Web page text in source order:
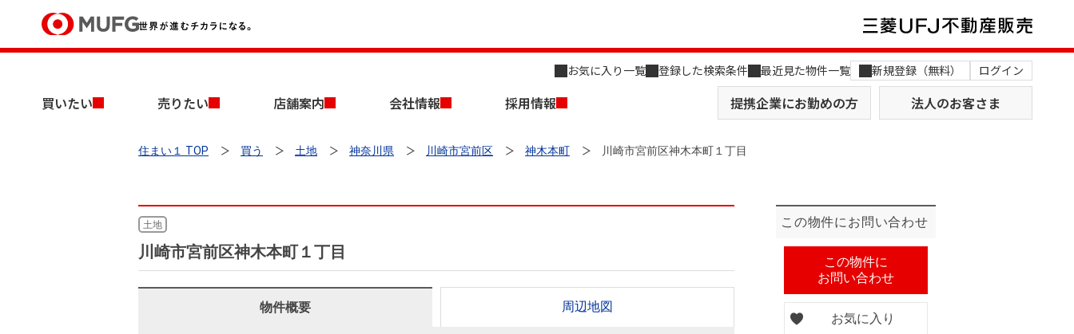
お気に入り一覧 登録した検索条件 最近見た物件一覧 新規登録（無料） ログイン
買いたい 売りたい 店舗案内 会社情報 採用情報 提携企業にお勤めの方 法人のお客さま
土地を探す
AI不動産査定
店舗のご案内（首都圏） 店舗のご案内（関西）
売りたい
住まい１ TOP 買う 土地 神奈川県 川崎市宮前区 神木本町 川崎市宮前区神木本町１丁目
土地
川崎市宮前区神木本町１丁目
物件概要 周辺地図
この物件にお問い合わせ
この物件に
お問い合わせ
お気に入り